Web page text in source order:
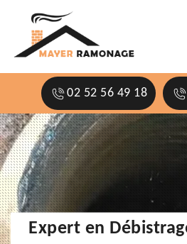
02 52 56 49 18
Expert en